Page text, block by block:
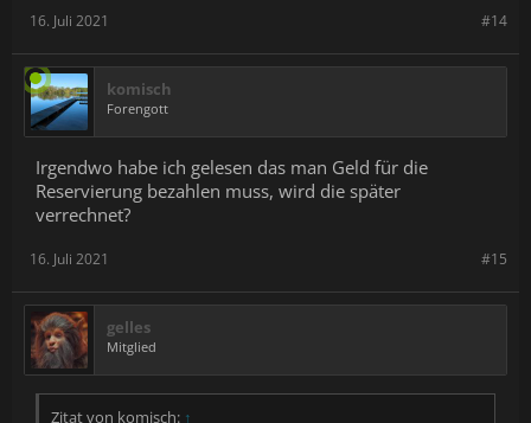
#14
16. Juli 2021
komisch
Forengott
Irgendwo habe ich gelesen das man Geld für die
Reservierung bezahlen muss, wird die später
verrechnet?
#15
16. Juli 2021
gelles
Mitglied
Zitat von komisch: ↑